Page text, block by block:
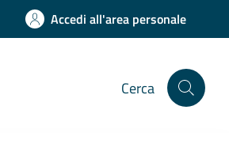
Accedi all'area personale
Cerca